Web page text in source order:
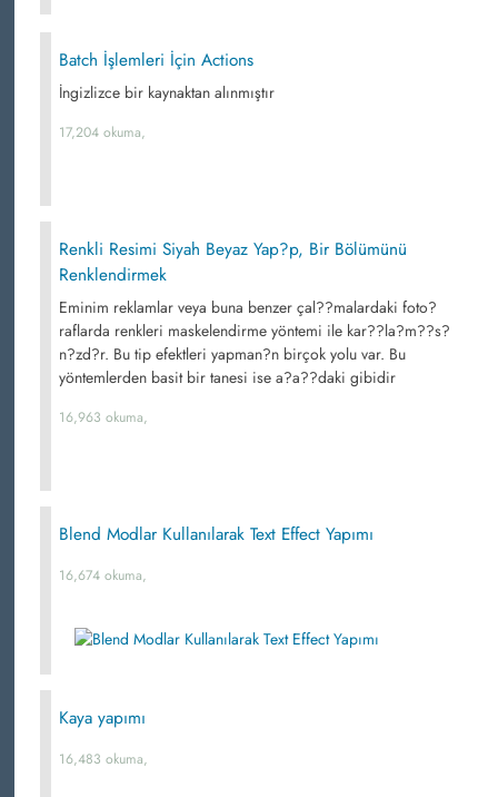
Batch İşlemleri İçin Actions
İngizlizce bir kaynaktan alınmıştır
17,204 okuma,
Renkli Resimi Siyah Beyaz Yap?p, Bir Bölümünü
Renklendirmek
Eminim reklamlar veya buna benzer çal??malardaki foto?
raflarda renkleri maskelendirme yöntemi ile kar??la?m??s?
n?zd?r. Bu tip efektleri yapman?n birçok yolu var. Bu
yöntemlerden basit bir tanesi ise a?a??daki gibidir
16,963 okuma,
Blend Modlar Kullanılarak Text Effect Yapımı
16,674 okuma,
Kaya yapımı
16,483 okuma,